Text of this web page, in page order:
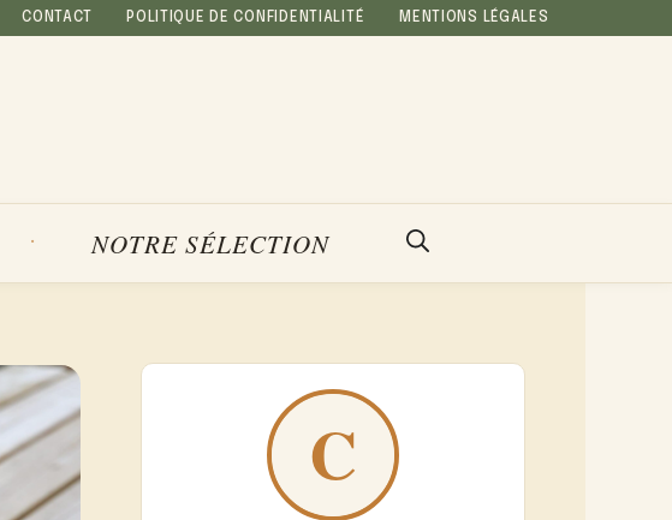
CONTACT POLITIQUE DE CONFIDENTIALITÉ MENTIONS LÉGALES
NOTRE SÉLECTION